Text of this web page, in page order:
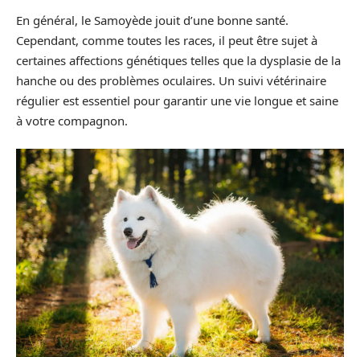
En général, le Samoyède jouit d’une bonne santé.
Cependant, comme toutes les races, il peut être sujet à
certaines affections génétiques telles que la dysplasie de la
hanche ou des problèmes oculaires. Un suivi vétérinaire
régulier est essentiel pour garantir une vie longue et saine
à votre compagnon.